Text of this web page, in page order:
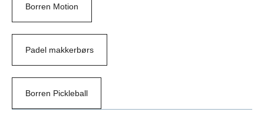
Borren Motion
Padel makkerbørs
Borren Pickleball